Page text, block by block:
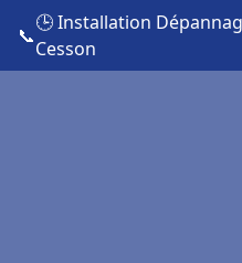
📞
🕒 Installation
Cesson